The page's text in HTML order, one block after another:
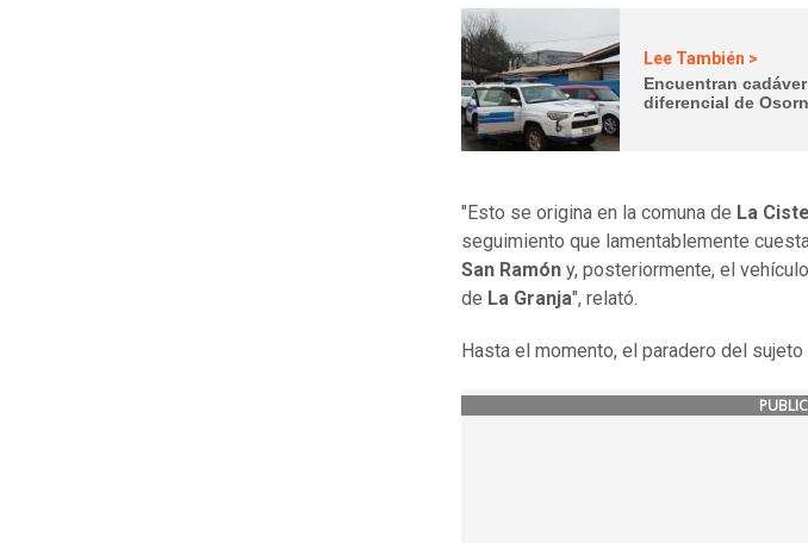
Lee También >
Encuentran
diferencial de
"Esto se origina en la comuna de La
seguimiento que lamentablemente
San Ramón y, posteriormente, el
de La Granja", relató.
Hasta el momento, el paradero del sujeto